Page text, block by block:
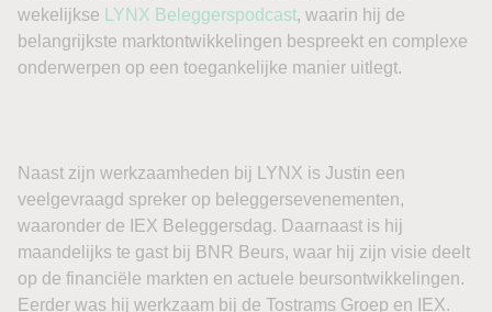
wekelijkse
LYNX Beleggerspodcast, waarin hij de
belangrijkste marktontwikkelingen bespreekt en complexe
onderwerpen op een toegankelijke manier uitlegt.
Naast zijn werkzaamheden bij LYNX is Justin een
veelgevraagd spreker op beleggersevenementen,
waaronder de IEX Beleggersdag. Daarnaast is hij
maandelijks te gast bij BNR Beurs, waar hij zijn visie deelt
op de financiële markten en actuele beursontwikkelingen.
Eerder was hij werkzaam bij de Tostrams Groep en IEX.